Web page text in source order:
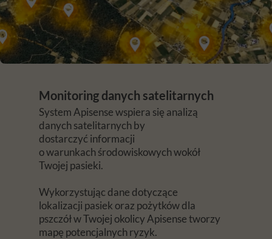
System Apisense wspiera się analizą
danych satelitarnych by
dostarczyć informacji
o warunkach środowiskowych wokół
Twojej pasieki.
Wykorzystując dane dotyczące
lokalizacji pasiek oraz pożytków dla
pszczół w Twojej okolicy Apisense tworzy
mapę potencjalnych ryzyk.
Monitoring danych satelitarnych